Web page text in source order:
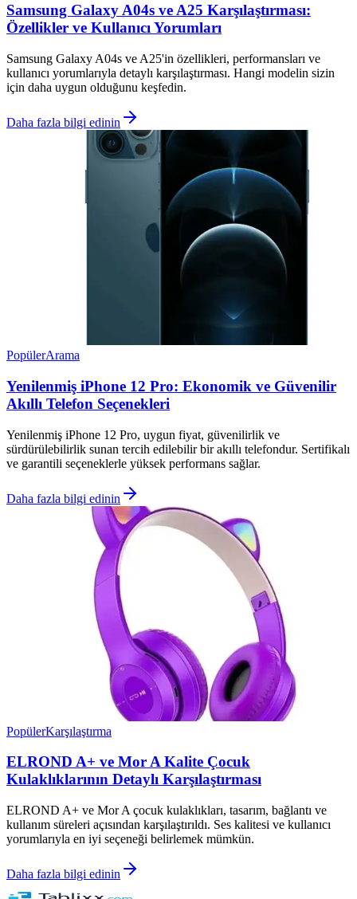
Samsung Galaxy A04s ve A25 Karşılaştırması:
Özellikler ve Kullanıcı Yorumları
Samsung Galaxy A04s ve A25'in özellikleri, performansları ve
kullanıcı yorumlarıyla detaylı karşılaştırması. Hangi modelin sizin
için daha uygun olduğunu keşfedin.
Daha fazla bilgi edinin
PopülerArama
Yenilenmiş iPhone 12 Pro: Ekonomik ve Güvenilir
Akıllı Telefon Seçenekleri
Yenilenmiş iPhone 12 Pro, uygun fiyat, güvenilirlik ve
sürdürülebilirlik sunan tercih edilebilir bir akıllı telefondur. Sertifikalı
ve garantili seçeneklerle yüksek performans sağlar.
Daha fazla bilgi edinin
PopülerKarşılaştırma
ELROND A+ ve Mor A Kalite Çocuk
Kulaklıklarının Detaylı Karşılaştırması
ELROND A+ ve Mor A çocuk kulaklıkları, tasarım, bağlantı ve
kullanım süreleri açısından karşılaştırıldı. Ses kalitesi ve kullanıcı
yorumlarıyla en iyi seçeneği belirlemek mümkün.
Daha fazla bilgi edinin